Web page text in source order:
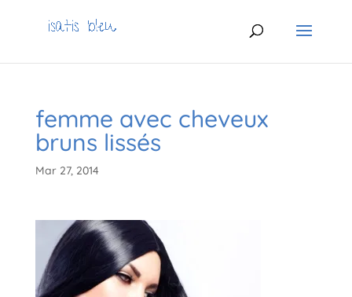
femme avec cheveux
bruns lissés
Mar 27, 2014